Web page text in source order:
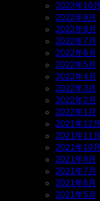
2022年10月
2022年9月
2022年8月
2022年7月
2022年6月
2022年5月
2022年4月
2022年3月
2022年2月
2022年1月
2021年12月
2021年11月
2021年10月
2021年9月
2021年7月
2021年6月
2021年5月